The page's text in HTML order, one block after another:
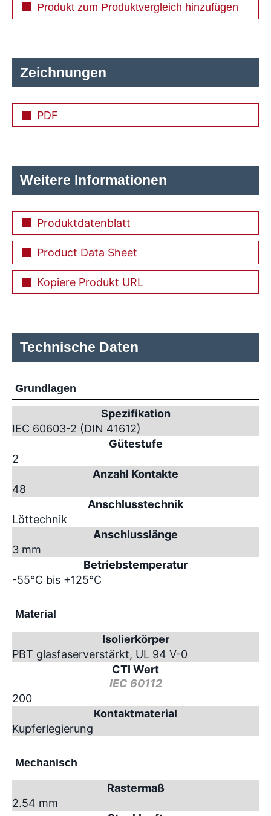
Zeichnungen
PDF
Weitere Informationen
Produktdatenblatt
Product Data Sheet
Kopiere Produkt URL
Produkt zum Produktvergleich hinzufügen
Technische Daten
Grundlagen
Spezifikation
IEC 60603-2 (DIN 41612)
Gütestufe
2
Anzahl Kontakte
48
Anschlusstechnik
Löttechnik
Anschlusslänge
3 mm
Betriebstemperatur
-55°C bis +125°C
Material
Isolierkörper
PBT glasfaserverstärkt, UL 94 V-0
CTI Wert
IEC 60112
200
Kontaktmaterial
Kupferlegierung
Mechanisch
Rastermaß
2.54 mm